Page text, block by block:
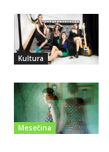
Kultura
Mesečina